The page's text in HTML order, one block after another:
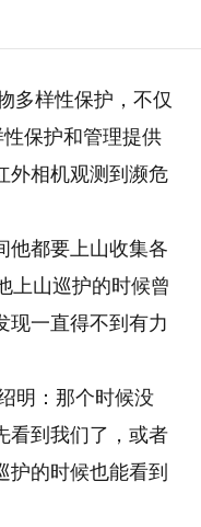
多样性保护，不仅
保护和管理提供
外相机观测到濒危
他都要上山收集各
上山巡护的时候曾
现一直得不到有力
明：那个时候没
看到我们了，或者
的时候也能看到